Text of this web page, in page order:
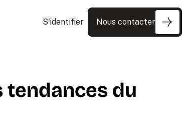
S'identifier Nous contacter
tendances du